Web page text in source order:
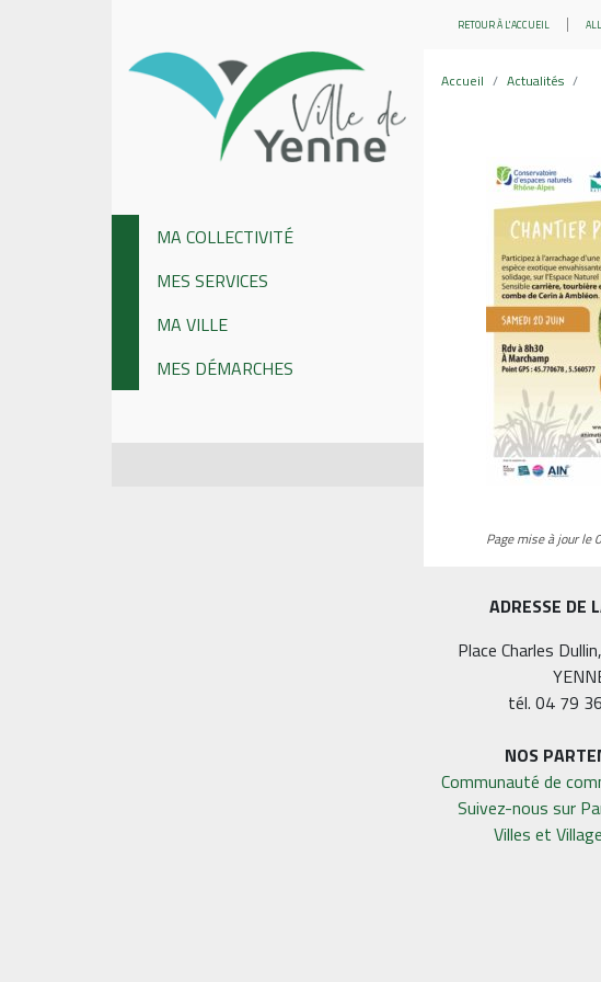
RETOUR À L'ACCUEIL
MA COLLECTIVITÉ
MES SERVICES
MA VILLE
MES DÉMARCHES
Accueil Actualités
Page mise à jour le
ADRESSE DE
Place Charles
tél. 04 79
NOS
Communauté de
Suivez-nous sur
Villes et